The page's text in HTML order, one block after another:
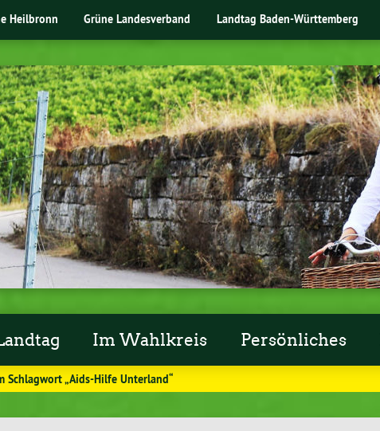
Heilbronn Grüne Landesverband Landtag Baden-Württemberg
Im Wahlkreis Persönliches
Schlagwort „Aids-Hilfe Unterland“